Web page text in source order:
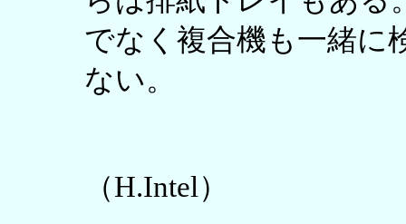
でなく複合機も一緒に
ない。
（H.Intel）